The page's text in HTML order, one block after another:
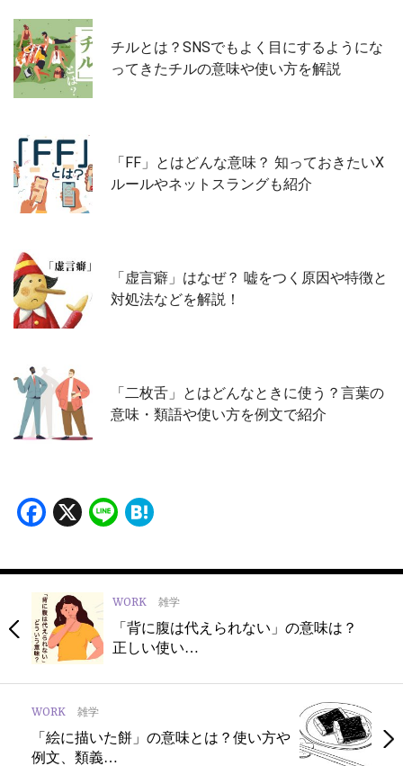
チルとは？SNSでもよく目にするようにな
ってきたチルの意味や使い方を解説
「FF」とはどんな意味？ 知っておきたいX
ルールやネットスラングも紹介
「虚言癖」はなぜ？ 嘘をつく原因や特徴と
対処法などを解説！
「二枚舌」とはどんなときに使う？言葉の
意味・類語や使い方を例文で紹介
Facebook
X Line
WORK 雑学
「背に腹は代えられない」の意味は？
正しい使い…
WORK 雑学
「絵に描いた餅」の意味とは？使い方や
例文、類義…